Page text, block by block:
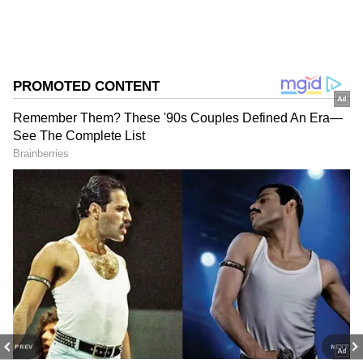
PREV NEXT
DOWNLOAD APP
RECOMMENDED STORIES